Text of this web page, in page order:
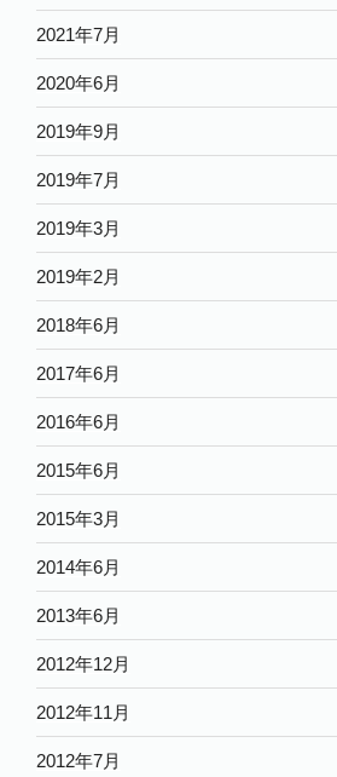
2021年7月
2020年6月
2019年9月
2019年7月
2019年3月
2019年2月
2018年6月
2017年6月
2016年6月
2015年6月
2015年3月
2014年6月
2013年6月
2012年12月
2012年11月
2012年7月